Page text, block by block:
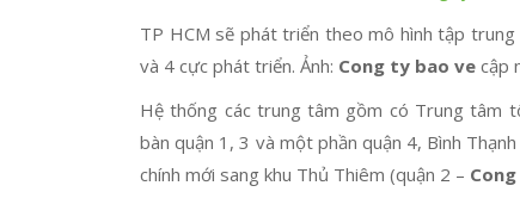
TP HCM sẽ phát triển theo mô hình tập
và 4 cực phát triển. Ảnh: Cong ty bao ve cập
Hệ thống các trung tâm gồm có Trung tâm
bàn quận 1, 3 và một phần quận 4, Bình
chính mới sang khu Thủ Thiêm (quận 2 –